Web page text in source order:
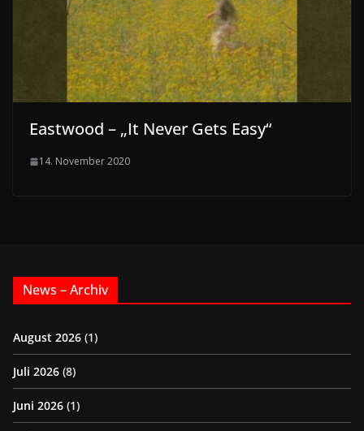
Eastwood – „It Never Gets Easy“
14. November 2020
News – Archiv
August 2026 (1)
Juli 2026 (8)
Juni 2026 (1)